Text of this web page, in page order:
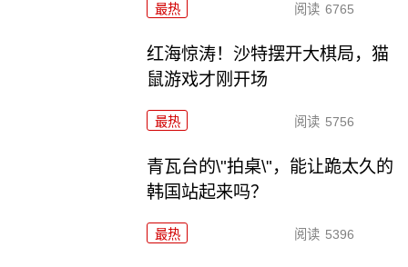
最热 阅读 6765
红海惊涛！沙特摆开大棋局，猫
鼠游戏才刚开场
最热 阅读 5756
青瓦台的\"拍桌\"，能让跪太久的
韩国站起来吗？
最热 阅读 5396